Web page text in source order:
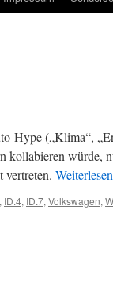
Hype („Klima“,
kollabieren würde,
Weiterlesen
, ID.4, ID.7, Volkswagen,